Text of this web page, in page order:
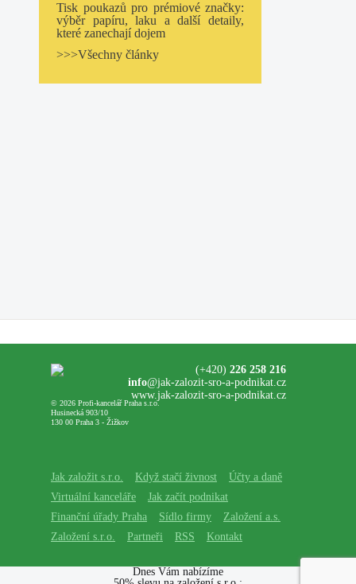
Tisk poukazů pro prémiové značky:
výběr papíru, laku a další detaily,
které zanechají dojem
>>>Všechny články
© 2026 Profi-kancelář Praha s.r.o.
Husinecká 903/10
130 00 Praha 3 - Žižkov
(+420) 226 258 216
info@jak-zalozit-sro-a-podnikat.cz
www.jak-zalozit-sro-a-podnikat.cz
Jak založit s.r.o. Když stačí živnost
Účty a daně
Virtuální kanceláře
Jak začít podnikat
Finanční úřady Praha
Sídlo firmy
Založení a.s.
Založení s.r.o.
Partneři RSS Kontakt
Dnes Vám nabízíme